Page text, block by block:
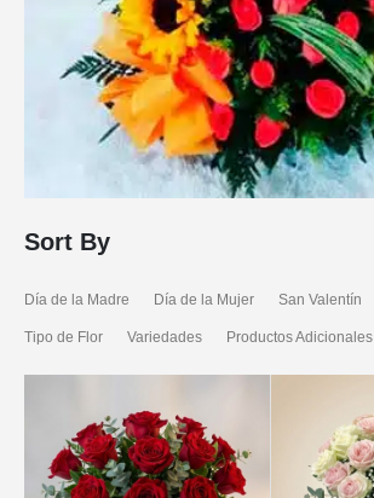
Sort By
Día de la Madre Día de la Mujer San Valentín
Tipo de Flor Variedades Productos Adicionales